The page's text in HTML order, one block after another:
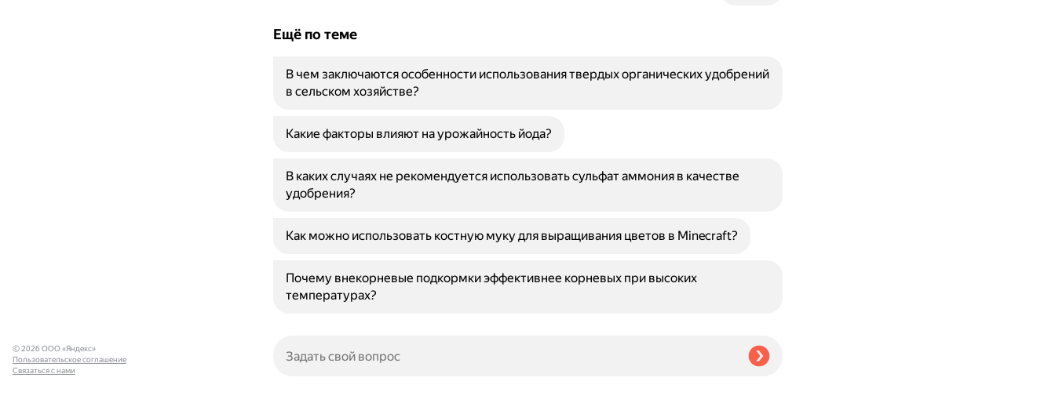
Ещё по теме
В чем заключаются особенности использования твердых органических удобрений
в сельском хозяйстве?
Какие факторы влияют на урожайность йода?
В каких случаях не рекомендуется использовать сульфат аммония в качестве
удобрения?
Как можно использовать костную муку для выращивания цветов в Minecraft?
Почему внекорневые подкормки эффективнее корневых при высоких
температурах?
© 2026 ООО «Яндекс»
Пользовательское соглашение
Связаться с нами